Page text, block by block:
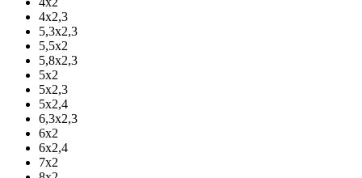
4х2,3
5,3х2,3
5,5х2
5,8х2,3
5х2
5х2,3
5х2,4
6,3х2,3
6х2
6х2,4
7х2